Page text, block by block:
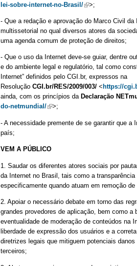
lei-sobre-internet-no-Brasil/(link is external)
>;
- Que a redação e aprovação do Marco Civil
multissetorial no qual diversos atores da
uma agenda comum de proteção de direitos;
- Que o uso da Internet deve-se guiar, dentre
e do ambiente legal e regulatório, tal como
Internet” definidos pelo CGI.br, expressos na
Resolução CGI.br/RES/2009/003/ < https://
ainda, com os princípios da Declaração
do-netmundial/(link is external)
>;
- A necessidade premente de se garantir que
país;
VEM A PÚBLICO
1. Saudar os diferentes atores sociais por
da Internet no Brasil, tais como a
especificamente quando atuam em remoção
2. Apoiar o necessário debate em torno das
grandes provedores de aplicação, bem como
eventualidade de moderação de conteúdos na
liberdade de expressão dos usuários e a
diretrizes legais que mitiguem potenciais
terceiros;